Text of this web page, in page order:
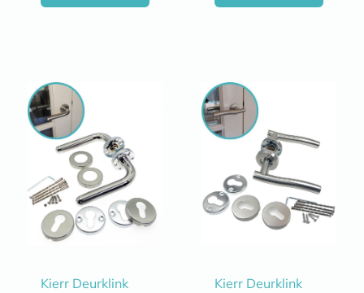
Kierr Deurklink
Kierr Deurklink